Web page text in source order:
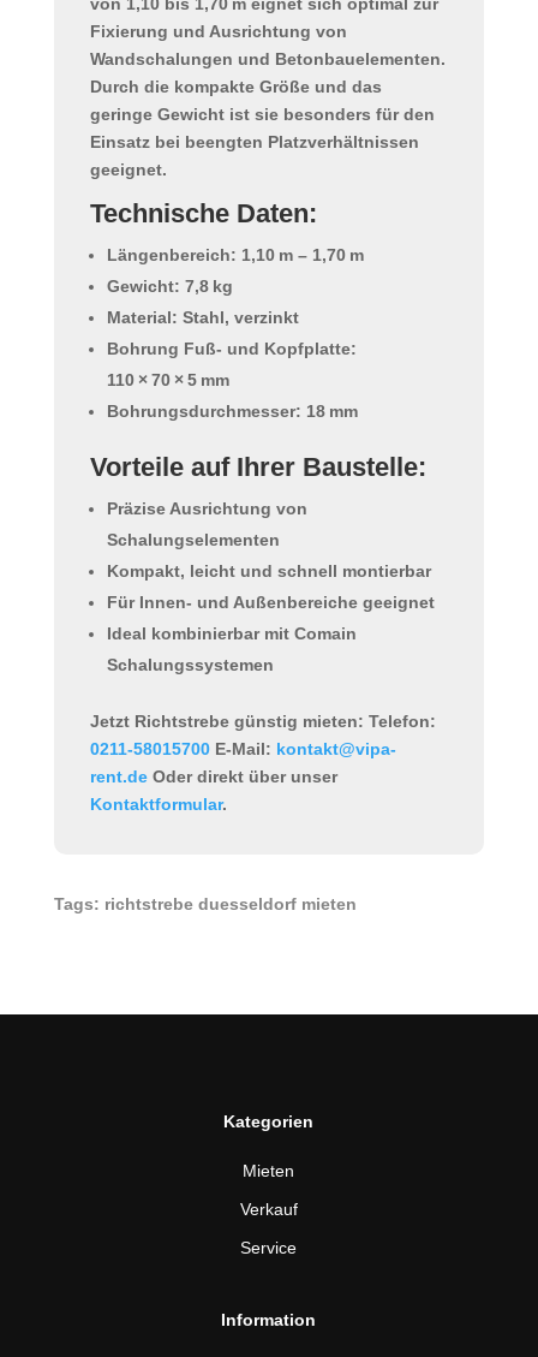
Fixierung und Ausrichtung von
Wandschalungen und Betonbauelementen.
Durch die kompakte Größe und das
geringe Gewicht ist sie besonders für den
Einsatz bei beengten Platzverhältnissen
geeignet.
Technische Daten:
Längenbereich: 1,10 m – 1,70 m
Gewicht: 7,8 kg
Material: Stahl, verzinkt
Bohrung Fuß- und Kopfplatte:
110 × 70 × 5 mm
Bohrungsdurchmesser: 18 mm
Vorteile auf Ihrer Baustelle:
Präzise Ausrichtung von
Schalungselementen
Kompakt, leicht und schnell montierbar
Für Innen- und Außenbereiche geeignet
Ideal kombinierbar mit Comain
Schalungssystemen
Jetzt Richtstrebe günstig mieten: Telefon:
0211-58015700E-Mail: kontakt@vipa-
rent.deOder direkt über unser
Kontaktformular.
Tags: richtstrebe duesseldorf mieten
Kategorien
Mieten
Verkauf
Service
Information